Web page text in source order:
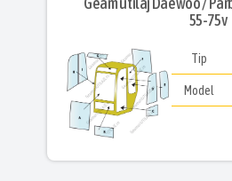
55-75v
Tip
Model